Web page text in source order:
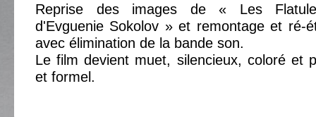
Reprise des images de « Les
d'Evguenie Sokolov » et remontage et ré-
avec élimination de la bande son.
Le film devient muet, silencieux, coloré et
et formel.